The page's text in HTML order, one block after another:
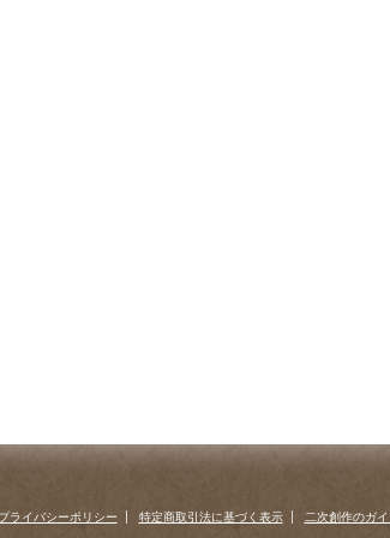
ライバシーポリシー 特定商取引法に基づく表示 二次創作のガ